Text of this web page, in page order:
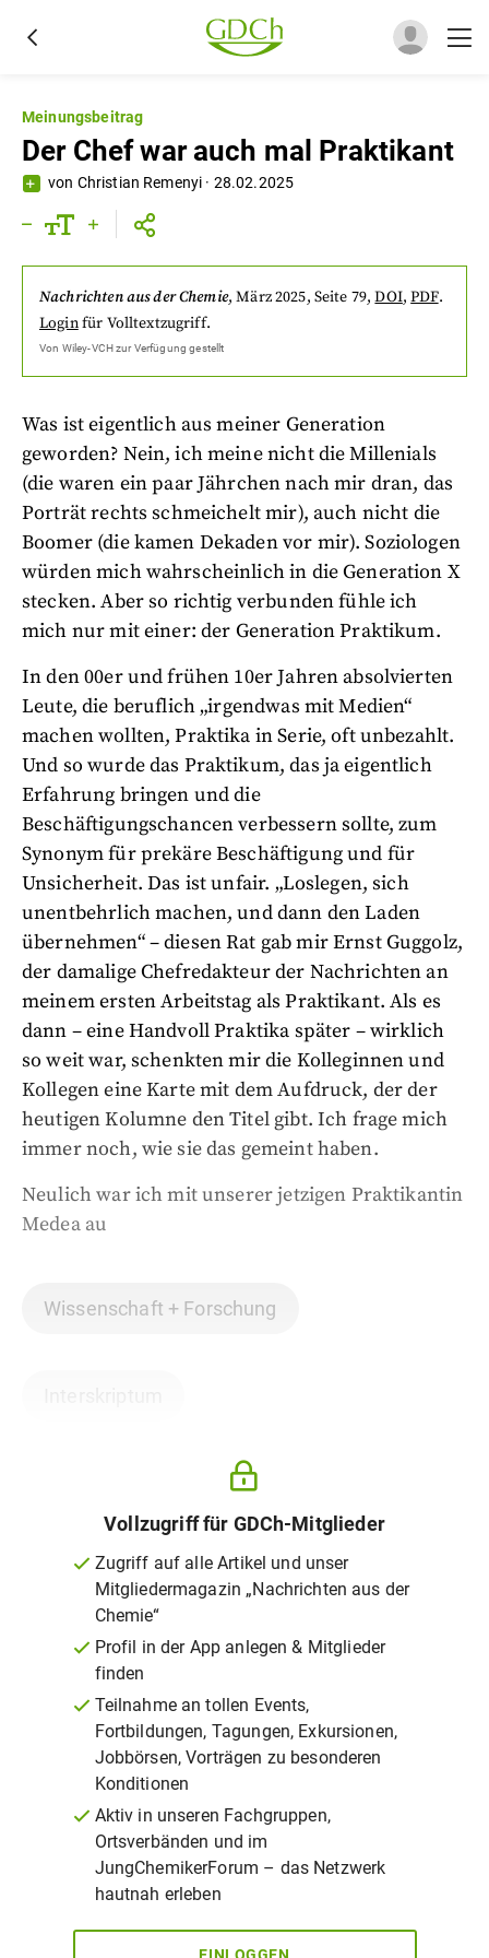
Meinungsbeitrag
Der Chef war auch mal Praktikant
von Christian Remenyi · 28.02.2025
Nachrichten aus der Chemie,März 2025, Seite 79,DOI,PDF.
Loginfür Volltextzugriff.
Von Wiley-VCHzur Verfügung gestellt
Was ist eigentlich aus meiner Generation
geworden? Nein, ich meine nicht die Millenials
(die waren ein paar Jährchen nach mir dran, das
Porträt rechts schmeichelt mir), auch nicht die
Boomer (die kamen Dekaden vor mir). Soziologen
würden mich wahrscheinlich in die Generation X
stecken. Aber so richtig verbunden fühle ich
mich nur mit einer: der Generation Praktikum.
In den 00er und frühen 10er Jahren absolvierten
Leute, die beruflich „irgendwas mit Medien“
machen wollten, Praktika in Serie, oft unbezahlt.
Und so wurde das Praktikum, das ja eigentlich
Erfahrung bringen und die
Beschäftigungschancen verbessern sollte, zum
Synonym für prekäre Beschäftigung und für
Unsicherheit. Das ist unfair. „Loslegen, sich
unentbehrlich machen, und dann den Laden
übernehmen“ – diesen Rat gab mir Ernst Guggolz,
der damalige Chefredakteur der Nachrichten an
meinem ersten Arbeitstag als Praktikant. Als es
dann – eine Handvoll Praktika später – wirklich
so weit war, schenkten mir die Kolleginnen und
Kollegen eine Karte mit dem Aufdruck, der der
heutigen Kolumne den Titel gibt. Ich frage mich
immer noch, wie sie das gemeint haben.
Neulich war ich mit unserer jetzigen Praktikantin
Medea au
Wissenschaft + Forschung
Vollzugriff für GDCh-Mitglieder
Zugriff auf alle Artikel und unser
Mitgliedermagazin „Nachrichten aus der
Chemie“
Profil in der App anlegen & Mitglieder
finden
Teilnahme an tollen Events,
Fortbildungen, Tagungen, Exkursionen,
Jobbörsen, Vorträgen zu besonderen
Konditionen
Aktiv in unseren Fachgruppen,
Ortsverbänden und im
JungChemikerForum – das Netzwerk
hautnah erleben
EINLOGGEN